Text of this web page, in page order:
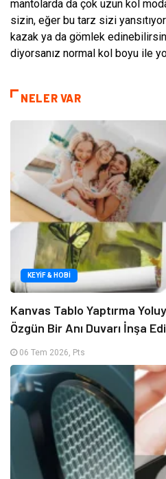
mantolarda da çok uzun kol
sizin, eğer bu tarz sizi
kazak ya da gömlek
diyorsanız normal kol boyu ile
NELER VAR
KEYIF & HOBI
Kanvas Tablo Yaptırma
Özgün Bir Anı Duvarı İnşa
06 Tem 2026, Pts